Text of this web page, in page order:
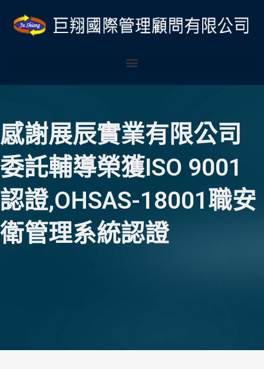
感謝展辰實業有限公司
委託輔導榮獲ISO 9001
認證,OHSAS-18001職安
衛管理系統認證